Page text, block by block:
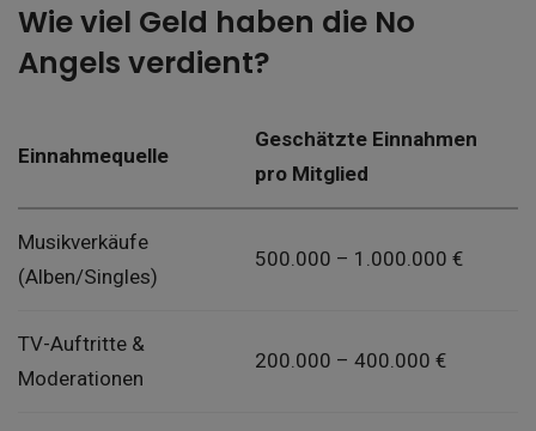
Wie viel Geld haben die No
Angels verdient?
Einnahmequelle
Geschätzte Einnahmen
pro Mitglied
Musikverkäufe
(Alben/Singles)
500.000 – 1.000.000 €
TV-Auftritte &
Moderationen
200.000 – 400.000 €